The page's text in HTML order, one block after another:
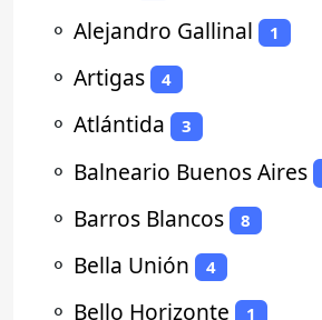
⚬ Alejandro Gallinal 1
⚬ Artigas 4
⚬ Atlántida 3
⚬ Balneario Buenos Aires
⚬ Barros Blancos 8
⚬ Bella Unión 4
⚬ Bello Horizonte 1